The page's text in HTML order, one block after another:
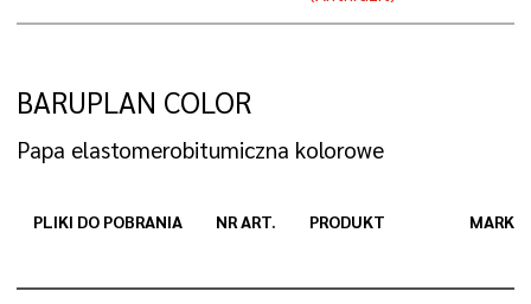
BARUPLAN COLOR
Papa elastomerobitumiczna kolorowe
PLIKI DO POBRANIA NR ART. PRODUKT MARKA